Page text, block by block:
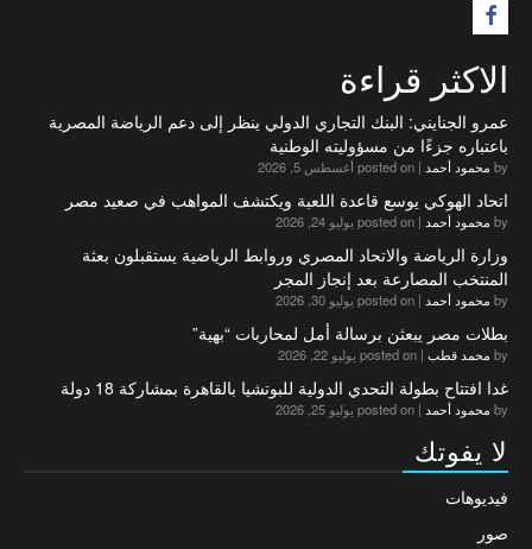
الاكثر قراءة
عمرو الجنايني: البنك التجاري الدولي ينظر إلى دعم الرياضة المصرية
باعتباره جزءًا من مسؤوليته الوطنية
by محمود أحمد | posted on أغسطس 5, 2026
اتحاد الهوكي يوسع قاعدة اللعبة ويكتشف المواهب في صعيد مصر
by محمود أحمد | posted on يوليو 24, 2026
وزارة الرياضة والاتحاد المصري وروابط الرياضية يستقبلون بعثة
المنتخب المصارعة بعد إنجاز المجر
by محمود أحمد | posted on يوليو 30, 2026
بطلات مصر يبعثن برسالة أمل لمحاربات “بهية”
by محمد قطب | posted on يوليو 22, 2026
غدا افتتاح بطولة التحدي الدولية للبوتشيا بالقاهرة بمشاركة 18 دولة
by محمود أحمد | posted on يوليو 25, 2026
لا يفوتك
فيديوهات
صور